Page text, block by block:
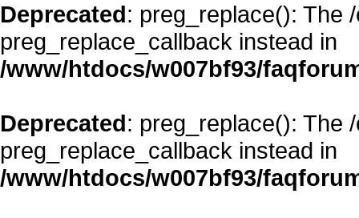
Deprecated: preg_replace(): The
preg_replace_callback instead in
/www/htdocs/w007bf93/
Deprecated: preg_replace(): The
preg_replace_callback instead in
/www/htdocs/w007bf93/